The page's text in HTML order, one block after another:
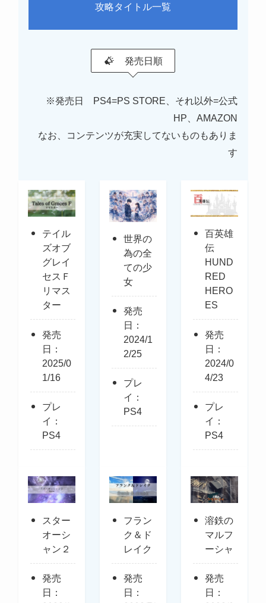
攻略タイトル一覧
発売日順
※発売日 PS4=PS STORE、それ以外=公式
HP、AMAZON
なお、コンテンツが充実してないものもありま
す
テイル
ズオブ
グレイ
セスＦ
リマス
ター
発売
日：
2025/0
1/16
プレ
イ：
PS4
世界の
為の全
ての少
女
発売
日：
2024/1
2/25
プレ
イ：
PS4
百英雄
伝
HUND
RED
HERO
ES
発売
日：
2024/0
4/23
プレ
イ：
PS4
スター
オーシ
ャン２
発売
日：
フラン
ク＆ド
レイク
発売
日：
溶鉄の
マルフ
ーシャ
発売
日：